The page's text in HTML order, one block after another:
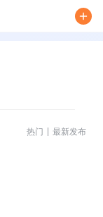
热门 最新发布